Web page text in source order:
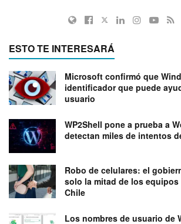
ESTO TE INTERESARÁ
Microsoft confirmó que
identificador que puede
usuario
WP2Shell pone a prueba a
detectan miles de intentos
Robo de celulares: el
solo la mitad de los equipos
Chile
Los nombres de usuario de